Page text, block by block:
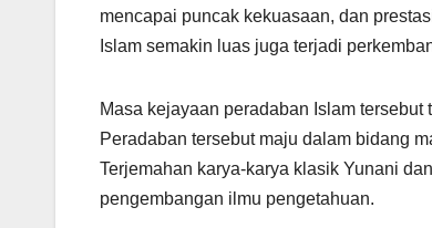
mencapai puncak kekuasaan, dan
Islam semakin luas juga terjadi
Masa kejayaan peradaban Islam
Peradaban tersebut maju dalam bidang
Terjemahan karya-karya klasik Yunani
pengembangan ilmu pengetahuan.